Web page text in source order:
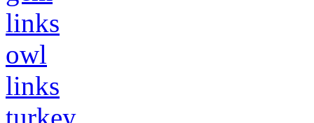
links
owl
links
turkey